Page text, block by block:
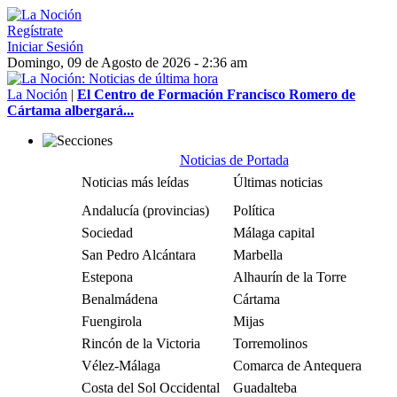
Regístrate
Iniciar Sesión
Domingo, 09 de Agosto de 2026 - 2:36 am
La Noción | El Centro de Formación Francisco Romero de
Cártama albergará...
Noticias de Portada
Noticias más leídas
Últimas noticias
Andalucía (provincias)
Política
Sociedad
Málaga capital
San Pedro Alcántara
Marbella
Estepona
Alhaurín de la Torre
Benalmádena
Cártama
Fuengirola
Mijas
Rincón de la Victoria
Torremolinos
Vélez-Málaga
Comarca de Antequera
Costa del Sol Occidental
Guadalteba